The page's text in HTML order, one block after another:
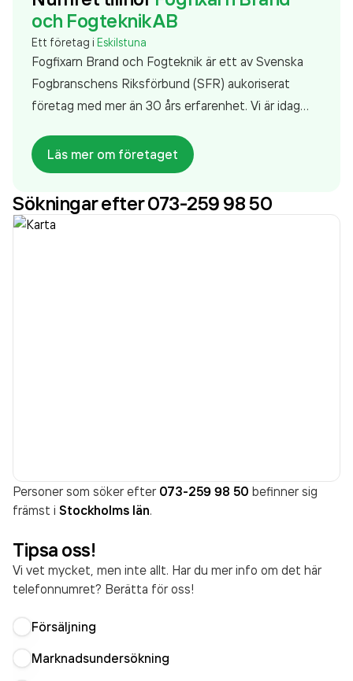
och Fogteknik AB
Ett företag i Eskilstuna
Fogfixarn Brand och Fogteknik är ett av Svenska
Fogbranschens Riksförbund (SFR) aukoriserat
företag med mer än 30 års erfarenhet. Vi är idag
förbättra kvalitén på våra arbeten och vårt
miljöarbete. Vi fogar med rätt kulörer direkt istället
för att använda omodern sand i fogen vilket man
tidigare använde. Vi är certifierade inom
Läs mer om företaget
Sökningar efter 073-259 98 50
Personer som söker efter 073-259 98 50 befinner sig
främst i Stockholms län.
Tipsa oss!
Vi vet mycket, men inte allt. Har du mer info om det här
telefonnumret? Berätta för oss!
Försäljning
Marknadsundersökning